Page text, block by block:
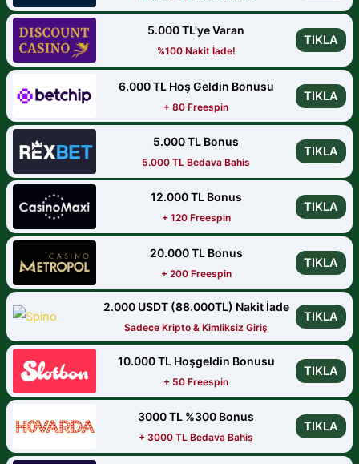
5.000 TL'ye Varan
%100 Nakit İade!
TIKLA
6.000 TL Hoş Geldin Bonusu
+ 80 Freespin
TIKLA
5.000 TL Bonus
5.000 TL Bedava Bahis
TIKLA
12.000 TL Bonus
+ 120 Freespin
TIKLA
20.000 TL Bonus
+ 200 Freespin
TIKLA
2.000 USDT (88.000TL) Nakit İade
Sadece Kripto & Kimliksiz Giriş
TIKLA
10.000 TL Hoşgeldin Bonusu
+ 50 Freespin
TIKLA
3000 TL %300 Bonus
+ 3000 TL Bedava Bahis
TIKLA